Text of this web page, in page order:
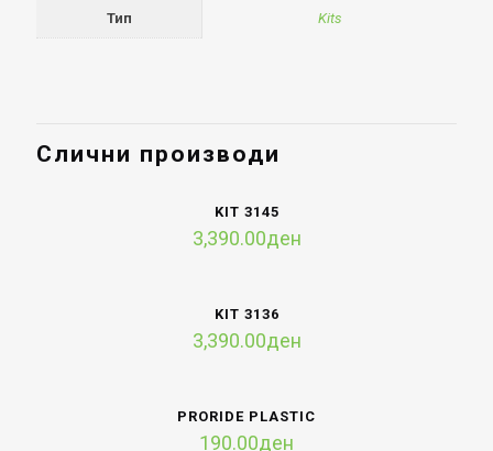
Тип Kits
Слични производи
KIT 3145
3,390.00ден
KIT 3136
3,390.00ден
PRORIDE PLASTIC
190.00ден